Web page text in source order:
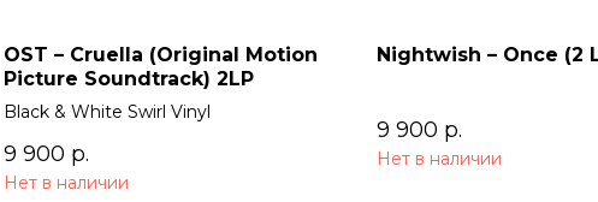
OST – Cruella (Original Motion
Picture Soundtrack) 2LP
Black & White Swirl Vinyl
9 900 р.
Нет в наличии
Nightwish – Once (2
9 900 р.
Нет в наличии